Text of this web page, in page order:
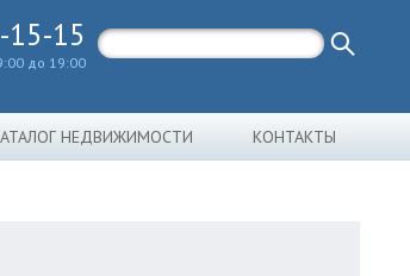
15-15
до 19:00
НЕДВИЖИМОСТИ КОНТАКТЫ